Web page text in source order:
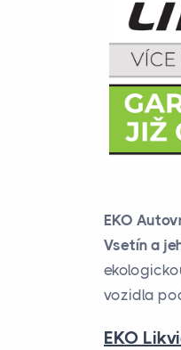
EKO
Vsetín a
vozidla
EKO